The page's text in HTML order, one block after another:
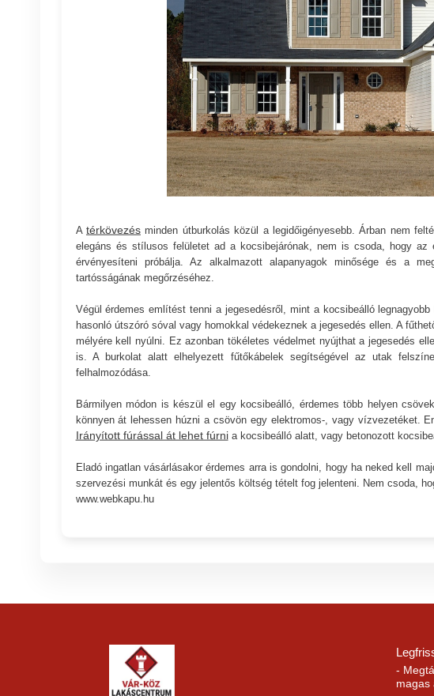
A térkövezésminden útburkolás közül a legidőigényesebb. Árban nem
elegáns és stílusos felületet ad a kocsibejárónak, nem is csoda, hogy az
érvényesíteni próbálja. Az alkalmazott alapanyagok minősége és a
tartósságának megőrzéséhez.
Végül érdemes említést tenni a jegesedésről, mint a kocsibeálló
hasonló útszóró sóval vagy homokkal védekeznek a jegesedés ellen. A
mélyére kell nyúlni. Ez azonban tökéletes védelmet nyújthat a jegesedés
is. A burkolat alatt elhelyezett fűtőkábelek segítségével az utak
felhalmozódása.
Bármilyen módon is készül el egy kocsibeálló, érdemes több helyen
könnyen át lehessen húzni a csövön egy elektromos-, vagy vízvezetéket.
Irányított fúrással át lehet fúrnia kocsibeálló alatt, vagy betonozott
Eladó ingatlan vásárlásakor érdemes arra is gondolni, hogy ha neked kell
szervezési munkát és egy jelentős költség tételt fog jelenteni. Nem csoda,
www.webkapu.hu
-
magas